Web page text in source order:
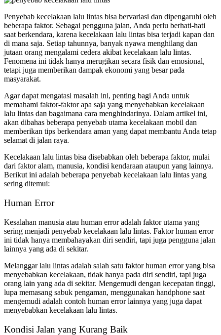
Penyebab kecelakaan lalu lintas bisa bervariasi dan dipengaruhi oleh
beberapa faktor. Sebagai pengguna jalan, Anda perlu berhati-hati
saat berkendara, karena kecelakaan lalu lintas bisa terjadi kapan dan
di mana saja. Setiap tahunnya, banyak nyawa menghilang dan
jutaan orang mengalami cedera akibat kecelakaan lalu lintas.
Fenomena ini tidak hanya merugikan secara fisik dan emosional,
tetapi juga memberikan dampak ekonomi yang besar pada
masyarakat.
Agar dapat mengatasi masalah ini, penting bagi Anda untuk
memahami faktor-faktor apa saja yang menyebabkan kecelakaan
lalu lintas dan bagaimana cara menghindarinya. Dalam artikel ini,
akan dibahas beberapa penyebab utama kecelakaan mobil dan
memberikan tips berkendara aman yang dapat membantu Anda tetap
selamat di jalan raya.
Kecelakaan lalu lintas bisa disebabkan oleh beberapa faktor, mulai
dari faktor alam, manusia, kondisi kendaraan ataupun yang lainnya.
Berikut ini adalah beberapa penyebab kecelakaan lalu lintas yang
sering ditemui:
Human Error
Kesalahan manusia atau human error adalah faktor utama yang
sering menjadi penyebab kecelakaan lalu lintas. Faktor human error
ini tidak hanya membahayakan diri sendiri, tapi juga pengguna jalan
lainnya yang ada di sekitar.
Melanggar lalu lintas adalah salah satu faktor human error yang bisa
menyebabkan kecelakaan, tidak hanya pada diri sendiri, tapi juga
orang lain yang ada di sekitar. Mengemudi dengan kecepatan tinggi,
lupa memasang sabuk pengaman, menggunakan handphone saat
mengemudi adalah contoh human error lainnya yang juga dapat
menyebabkan kecelakaan lalu lintas.
Kondisi Jalan yang Kurang Baik